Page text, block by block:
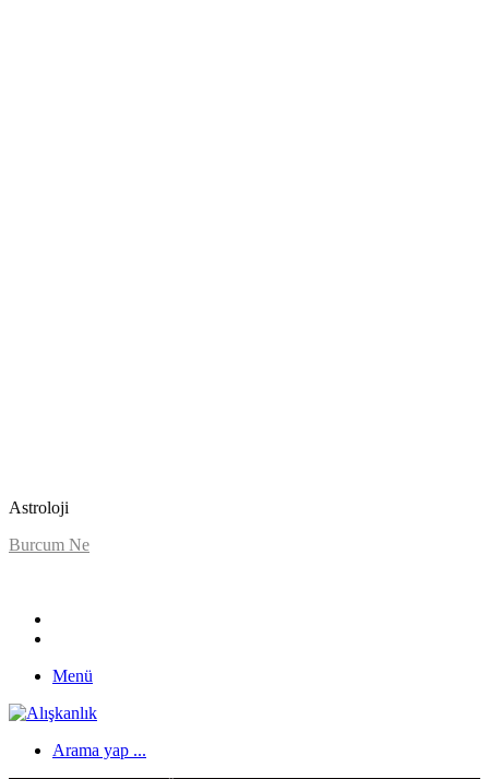
Astroloji
Burcum Ne
Arama yap ...
ALIŞKANLIK ÖZEL